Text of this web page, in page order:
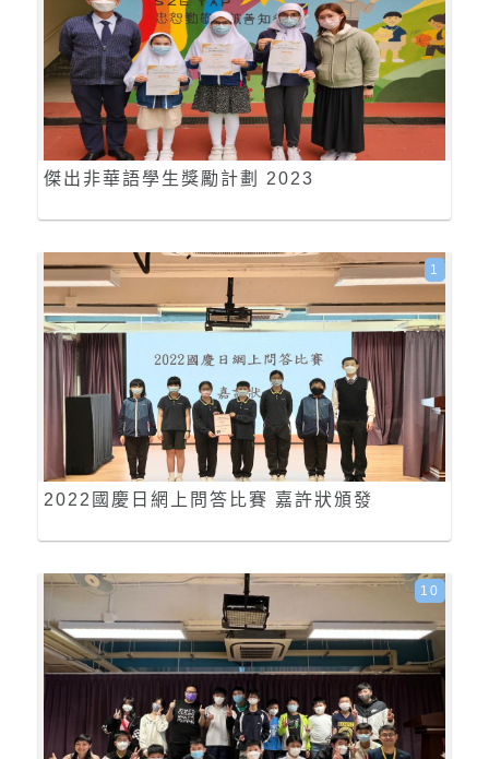
傑出非華語學生獎勵計劃 2023
2022國慶日網上問答比賽 嘉許狀頒發
1
10